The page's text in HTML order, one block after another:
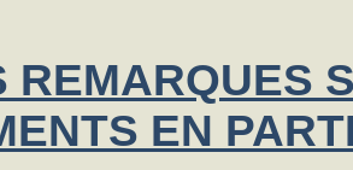
REMARQUES
EN